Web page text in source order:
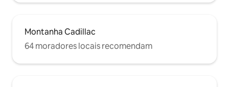
Montanha Cadillac
64 moradores locais recomendam